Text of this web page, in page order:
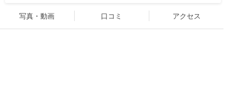
写真・動画 口コミ アクセス